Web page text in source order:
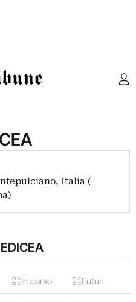
Italia (
In corso Futuri